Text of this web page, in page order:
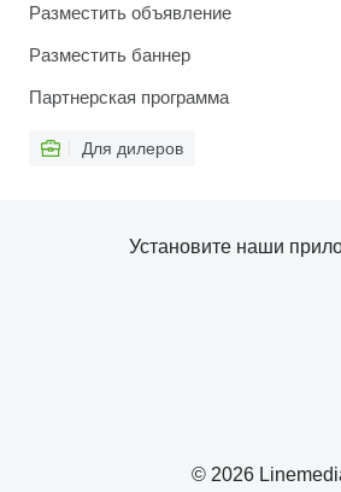
Разместить объявление
Разместить баннер
Партнерская программа
Для дилеров
© 2026
Установите наши